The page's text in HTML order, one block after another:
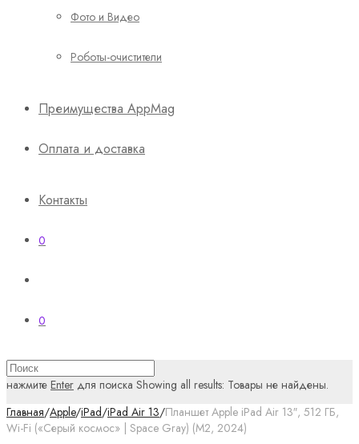
Фото и Видео
Роботы-очистители
Преимущества AppMag
Оплата и доставка
Контакты
0
0
нажмите Enter для поиска Showing all results: Товары не найдены.
Главная/Apple/iPad/iPad Air 13/Планшет Apple iPad Air 13″, 512 ГБ,
Wi-Fi («Серый космос» | Space Gray) (M2, 2024)